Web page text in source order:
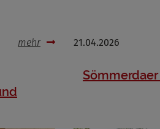
mehr 21.04.2026